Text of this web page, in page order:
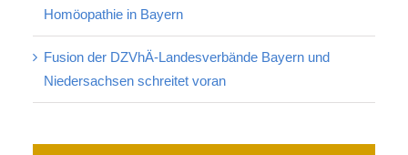
Homöopathie in Bayern
Fusion der DZVhÄ-Landesverbände Bayern und
Niedersachsen schreitet voran